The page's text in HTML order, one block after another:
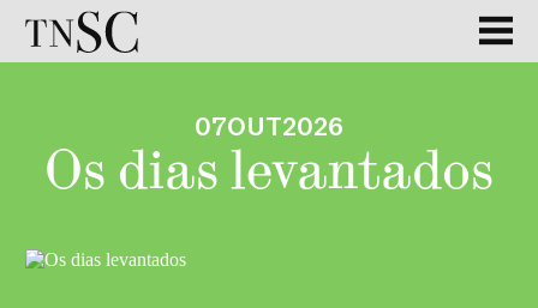
07OUT2026
Os dias levantados